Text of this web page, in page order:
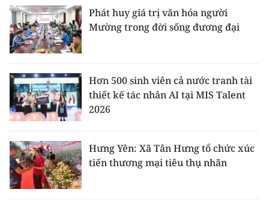
Phát huy giá trị văn hóa người
Mường trong đời sống đương đại
Hơn 500 sinh viên cả nước tranh tài
thiết kế tác nhân AI tại MIS Talent
2026
Hưng Yên: Xã Tân Hưng tổ chức xúc
tiến thương mại tiêu thụ nhãn